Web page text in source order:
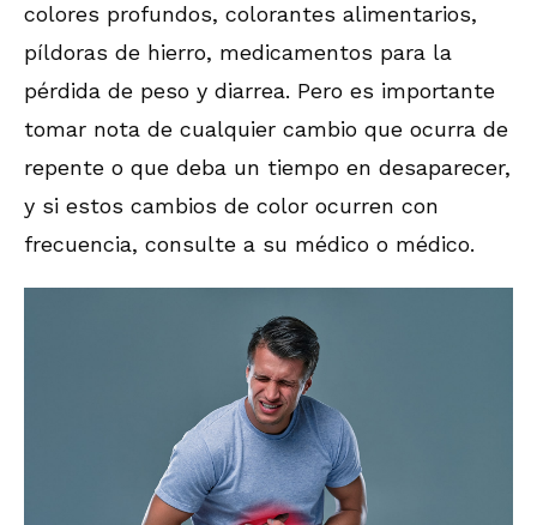
colores profundos, colorantes alimentarios,
píldoras de hierro, medicamentos para la
pérdida de peso y diarrea. Pero es importante
tomar nota de cualquier cambio que ocurra de
repente o que deba un tiempo en desaparecer,
y si estos cambios de color ocurren con
frecuencia, consulte a su médico o médico.